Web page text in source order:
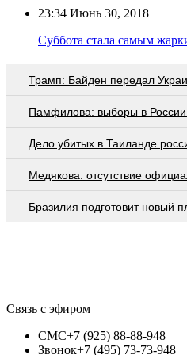
23:34 Июнь 30, 2018
Суббота стала самым
Трамп: Байден передал
Памфилова: выборы в России
Дело убитых в Таиланде
Медякова: отсутствие
Бразилия подготовит новый
Связь с эфиром
СМС+7 (925) 88-88-948
Звонок+7 (495) 73-73-948